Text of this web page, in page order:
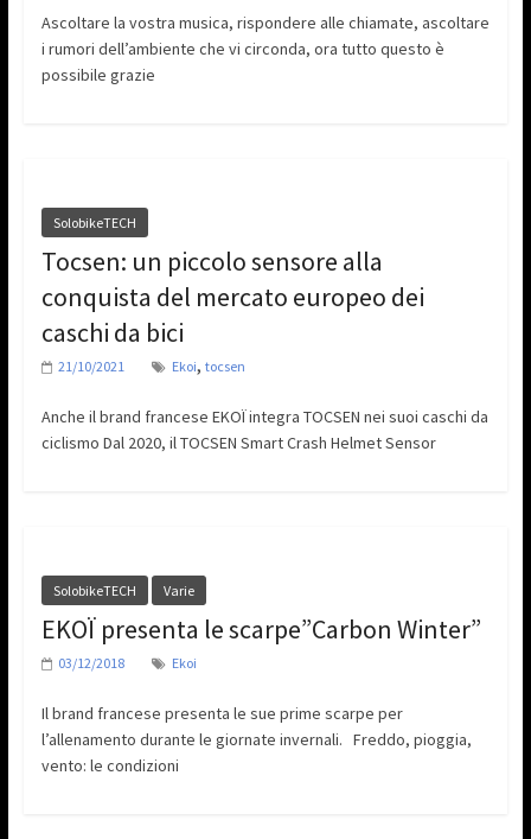
Ascoltare la vostra musica, rispondere alle chiamate, ascoltare
i rumori dell’ambiente che vi circonda, ora tutto questo è
possibile grazie
SolobikeTECH
Tocsen: un piccolo sensore alla
conquista del mercato europeo dei
caschi da bici
21/10/2021 Ekoi, tocsen
Anche il brand francese EKOÏ integra TOCSEN nei suoi caschi da
ciclismo Dal 2020, il TOCSEN Smart Crash Helmet Sensor
SolobikeTECH Varie
EKOÏ presenta le scarpe”Carbon Winter”
03/12/2018 Ekoi
Il brand francese presenta le sue prime scarpe per
l’allenamento durante le giornate invernali. Freddo, pioggia,
vento: le condizioni